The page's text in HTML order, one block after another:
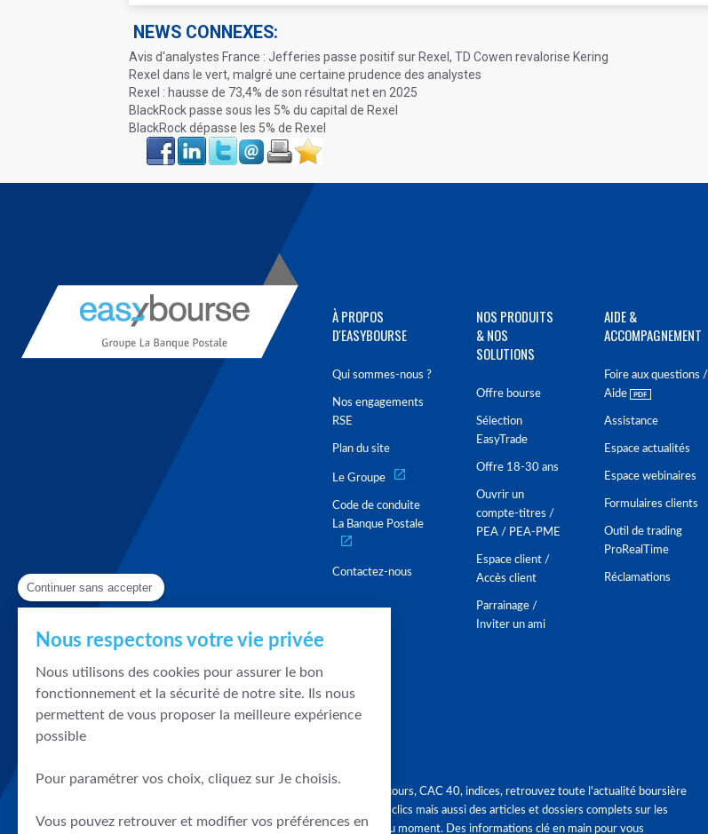
NEWS CONNEXES:
Avis d'analystes France : Jefferies passe positif sur Rexel, TD Cowen revalorise Kering
Rexel dans le vert, malgré une certaine prudence des analystes
Rexel : hausse de 73,4% de son résultat net en 2025
BlackRock passe sous les 5% du capital de Rexel
BlackRock dépasse les 5% de Rexel
Face
book
LinkIn Twitter Envoyer ImprimerFavoris
À PROPOS
D'EASYBOURSE
Qui sommes-nous ?
Nos engagements
RSE
Plan du site
Le Groupe
Code de conduite
La Banque Postale
Contactez-nous
NOS PRODUITS
& NOS
SOLUTIONS
Offre bourse
Sélection
EasyTrade
Offre 18-30 ans
Ouvrir un
compte-titres /
PEA / PEA-PME
Espace client /
Accès client
Parrainage /
Inviter un ami
AIDE &
ACCOMPAGNEMENT
Foire aux questions /
Aide
Assistance
Espace actualités
Espace webinaires
Formulaires clients
Outil de trading
ProRealTime
Réclamations
Graphique, cours, CAC 40, indices, retrouvez toute l'actualité boursière
en quelques clics mais aussi des articles et dossiers complets sur les
tendances du moment. Des informations clé en main pour vous
Continuer sans accepter
Nous respectons votre vie privée
Nous utilisons des cookies pour assurer le bon
fonctionnement et la sécurité de notre site. Ils nous
permettent de vous proposer la meilleure expérience
possible
Pour paramétrer vos choix, cliquez sur Je choisis.
Vous pouvez retrouver et modifier vos préférences en